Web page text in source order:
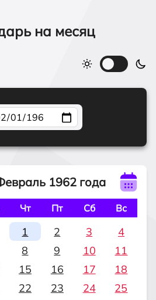
на месяц
1962 года
Чт Пт Сб Вс
1 2 3
4
8 9 10
11
15 16 17
18
22 23 24
25